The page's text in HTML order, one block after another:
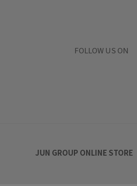
FOLLOW US ON
JUN GROUP ONLINE STORE